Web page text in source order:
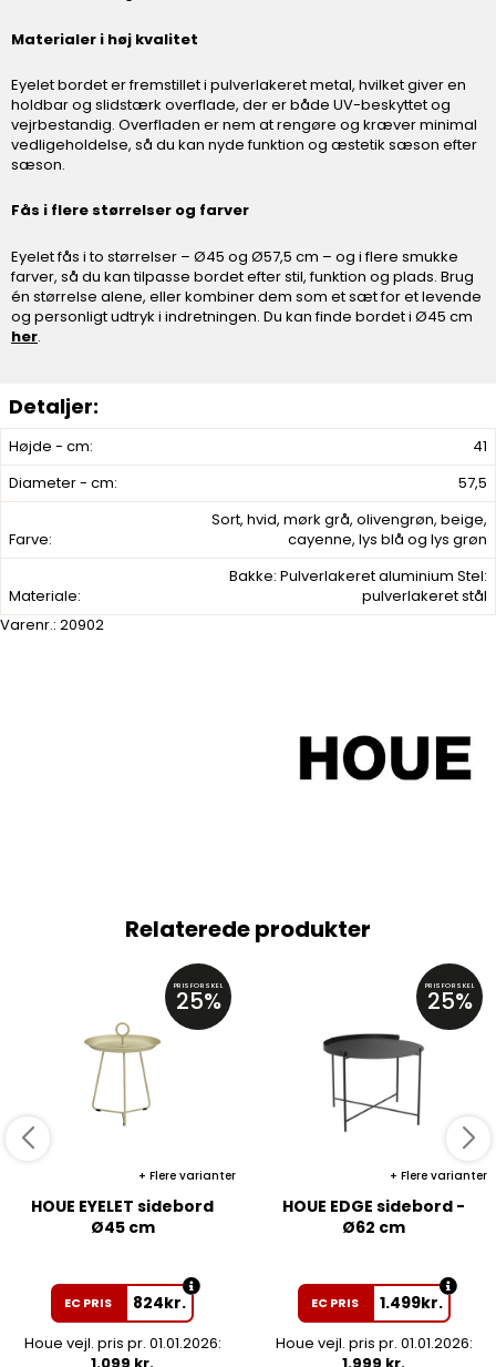
Højde - cm:
41
Diameter - cm:
57,5
Farve:
Sort, hvid, mørk grå, olivengrøn, beige,
cayenne, lys blå og lys grøn
Materiale:
Bakke: Pulverlakeret aluminium Stel:
pulverlakeret stål
Varenr.: 20902
Materialer i høj kvalitet
Eyelet bordet er fremstillet i pulverlakeret metal, hvilket giver en
holdbar og slidstærk overflade, der er både UV-beskyttet og
vejrbestandig. Overfladen er nem at rengøre og kræver minimal
vedligeholdelse, så du kan nyde funktion og æstetik sæson efter
sæson.
Fås i flere størrelser og farver
Eyelet fås i to størrelser – Ø45 og Ø57,5 cm – og i flere smukke
farver, så du kan tilpasse bordet efter stil, funktion og plads. Brug
én størrelse alene, eller kombiner dem som et sæt for et levende
og personligt udtryk i indretningen. Du kan finde bordet i Ø45 cm
her.
Relaterede produkter
PRISFORSKEL
25%
Flere varianter
HOUE EYELET sidebord
Ø45 cm
EC PRIS 824kr.
Houe vejl. pris pr. 01.01.2026:
PRISFORSKEL
25%
Flere varianter
HOUE EDGE sidebord -
Ø62 cm
EC PRIS 1.499kr.
Houe vejl. pris pr. 01.01.2026: